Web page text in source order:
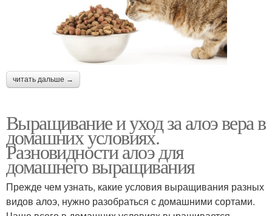
читать дальше →
Выращивание и уход за алоэ вера в
домашних условиях.
Разновидности алоэ для
домашнего выращивания
Прежде чем узнать, какие условия выращивания разных
видов алоэ, нужно разобраться с домашними сортами.